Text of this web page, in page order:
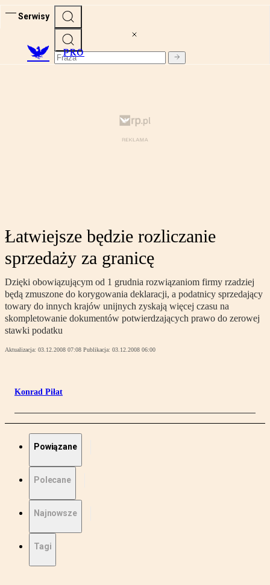
Serwisy
PRO
Łatwiejsze będzie rozliczanie
sprzedaży za granicę
Dzięki obowiązującym od 1 grudnia rozwiązaniom firmy rzadziej
będą zmuszone do korygowania deklaracji, a podatnicy sprzedający
towary do innych krajów unijnych zyskają więcej czasu na
skompletowanie dokumentów potwierdzających prawo do zerowej
stawki podatku
Aktualizacja: 03.12.2008 07:08 Publikacja: 03.12.2008 06:00
Konrad Piłat
Powiązane
Polecane
Najnowsze
Tagi